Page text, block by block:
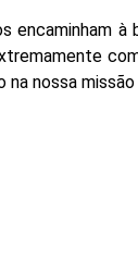
nossa missão